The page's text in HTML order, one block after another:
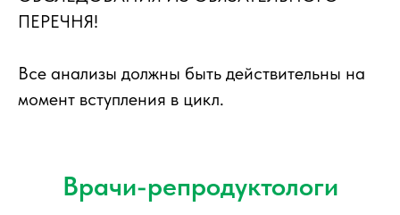
ПЕРЕЧНЯ!
Все анализы должны быть действительны на
момент вступления в цикл.
Врачи-репродуктологи